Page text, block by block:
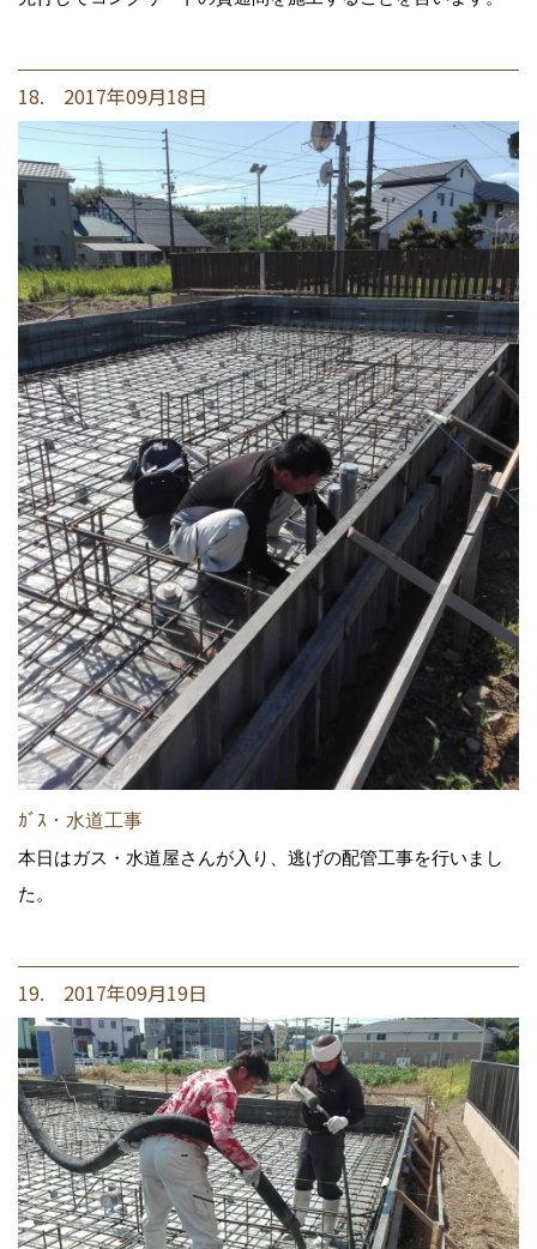
18. 2017年09月18日
ｶﾞｽ・水道工事
本日はガス・水道屋さんが入り、逃げの配管工事を行いまし
た。
19. 2017年09月19日